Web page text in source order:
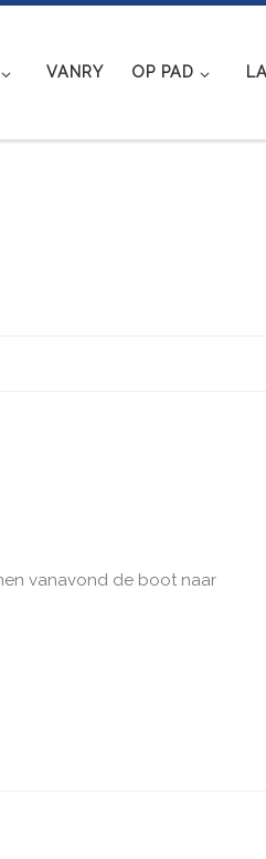
VANRY OP PAD
vanavond de boot naar